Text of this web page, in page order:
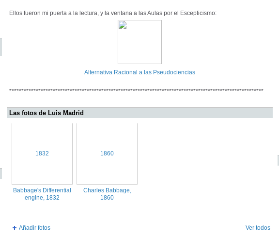
Ellos fueron mi puerta a la lectura, y la ventana a las Aulas por el Escepticismo:
Alternativa Racional a las Pseudociencias
*********************************************************************************************************
Las fotos de Luis Madrid
Babbage's Differential
engine, 1832
Charles Babbage,
1860
Añadir fotos Ver todos